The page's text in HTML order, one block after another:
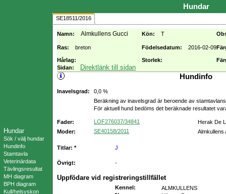
Hundar
Sök / välj hundar
Hundinfo
Stamtavla
Veterinärdata
Tävlingsresultat
MH diagram
BPH diagram
Kull/helsyskon
Hundar
SE18511/2016
Namn: Almkullens Gucci Kön: T
Ras: breton Födelsedatum: 2016-02-09
Hårlag: Storlek:
Sidan:
Direktlänk till sidan
Hundinfo
Inavelsgrad:
0,0 %
Beräkning av inavelsgrad är beroende av
För aktuell hund bedöms det beräknade resultatet
Fader: LOF276037/34841
Herak De
Moder:
SE40158/2011 Almkullens
Titlar: * J
Övrigt: -
Uppfödare vid registreringstillfället
Kennel :
ALMKULLENS